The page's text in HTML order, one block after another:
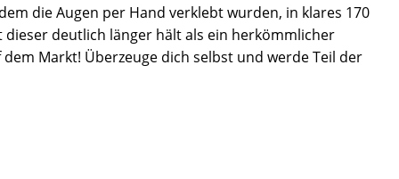
die Augen per Hand verklebt wurden, in klares 170
dieser deutlich länger hält als ein herkömmlicher
Markt! Überzeuge dich selbst und werde Teil der